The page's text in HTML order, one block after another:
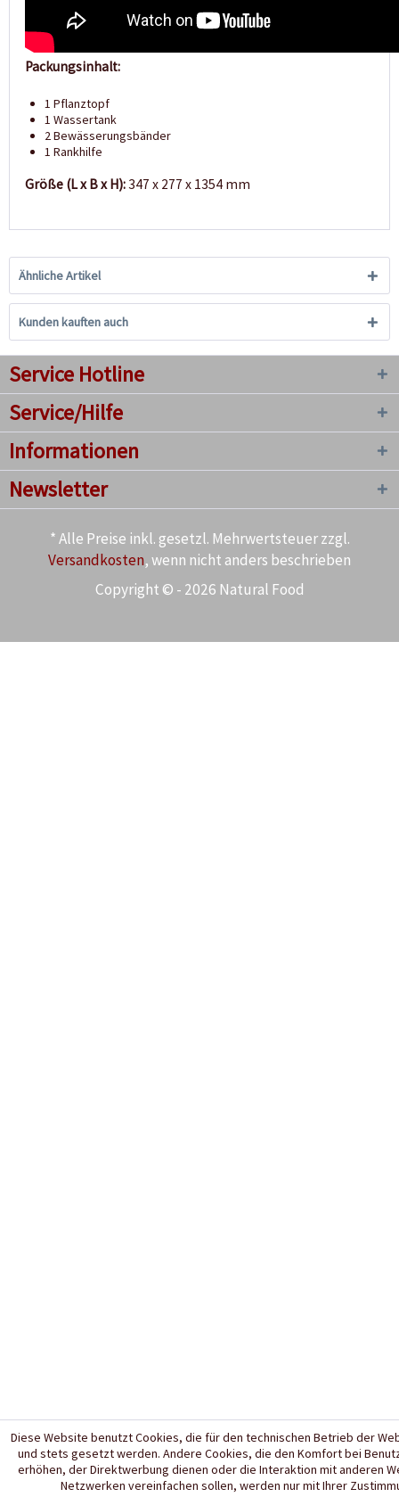
Packungsinhalt:
1 Pflanztopf
1 Wassertank
2 Bewässerungsbänder
1 Rankhilfe
Größe (L x B x H):347 x 277 x 1354 mm
Ähnliche Artikel
Kunden kauften auch
Service Hotline
Service/Hilfe
Informationen
Newsletter
* Alle Preise inkl. gesetzl. Mehrwertsteuer zzgl.
Versandkosten, wenn nicht anders beschrieben
Copyright © - 2026 Natural Food
Diese Website benutzt Cookies, die für den technischen Betrieb der
und stets gesetzt werden. Andere Cookies, die den Komfort bei
erhöhen, der Direktwerbung dienen oder die Interaktion mit anderen
Netzwerken vereinfachen sollen, werden nur mit Ihrer